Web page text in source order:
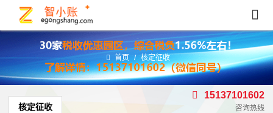
首页 / 核定征收
核定征收
15137101602
咨询热线